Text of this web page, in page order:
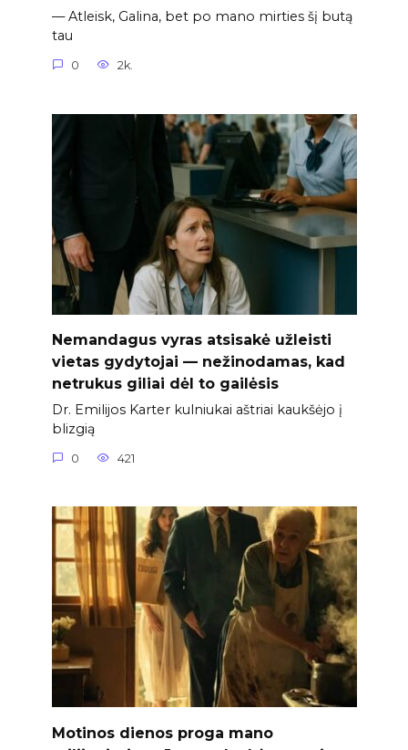
— Atleisk, Galina, bet po mano mirties šį butą
tau
0 2k.
Nemandagus vyras atsisakė užleisti
vietas gydytojai — nežinodamas, kad
netrukus giliai dėl to gailėsis
Dr. Emilijos Karter kulniukai aštriai kaukšėjo į
blizgią
0 421
Motinos dienos proga mano